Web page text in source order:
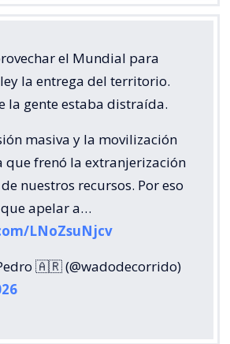
el Mundial para
la entrega del territorio.
la gente estaba distraída.
masiva y la movilización
que frenó la extranjerización
nuestros recursos. Por eso
apelar a…
LNoZsuNjcv
🇦🇷 (@wadodecorrido)